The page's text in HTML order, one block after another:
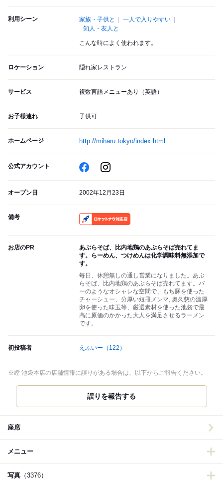
利用シーン 家族・子供と
一人で入りやすい
知人・友人と
こんな時によく使われます。
ロケーション 隠れ家レストラン
サービス 複数言語メニューあり（英語）
お子様連れ 子供可
ホームページ http://miharu.tokyo/index.html
公式アカウント
オープン日 2002年12月23日
備考
お店のPR
あぶらそば、比内地鶏のあぶらそば売れてま
す。らーめん、つけめんは化学調味料無添加で
す。
毎日、休憩無しの通し営業になりました。あぶ
らそば、比内地鶏のあぶらそば売れてます。バ
ーのようなオシャレな空間で、もち豚を使った
チャーシュー、分厚い短冊メンマ, 奥久慈の濃厚
卵を使った味玉等、厳選素材を使った池袋で最
高に原価のかかった大人を満足させるラーメン
です。
初投稿者 えふいー （122）
※瞠 池袋本店の店舗情報に誤りがある場合は、以下からご報告ください。
誤りを報告する
座席
メニュー
写真 （3376）